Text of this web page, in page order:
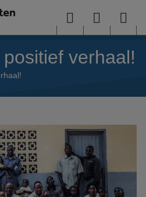
gaan
Menu User
menu
verhaal!